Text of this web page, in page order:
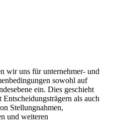
wir uns für unternehmer- und
sowohl auf
ein. Dies geschieht
als auch
Stellungnahmen,
und weiteren